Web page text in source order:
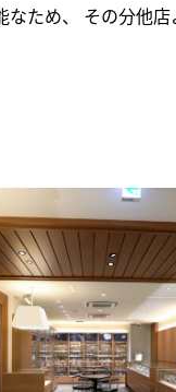
ため、 その分他